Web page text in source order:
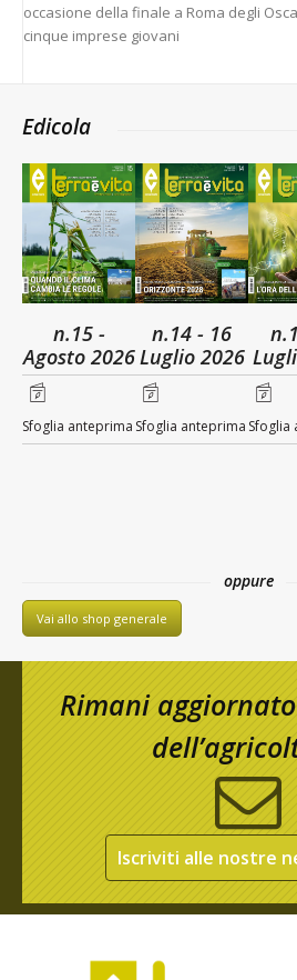
occasione della finale a Roma degli
cinque imprese giovani
Edicola
n.15 -
Agosto 2026
Sfoglia anteprima
n.14 - 16
Luglio 2026
Sfoglia anteprima Sfoglia
oppure
Vai allo shop generale
Rimani
Iscriviti alle nostre